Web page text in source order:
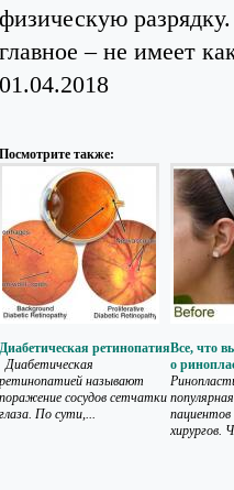
физическую
главное – не имеет
01.04.2018
Посмотрите также:
Диабетическая ретинопатия
Диабетическая
ретинопатией называют
поражение сосудов сетчатки
глаза. По сути,...
Все, что
о
пациентов
хирургов.